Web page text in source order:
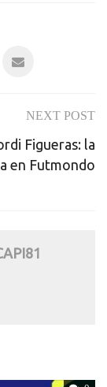
NEXT POST
Figueras: la
en Futmondo